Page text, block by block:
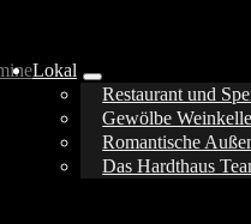
Lokal
Restaurant und
Gewölbe
Romantische
Das Hardthaus